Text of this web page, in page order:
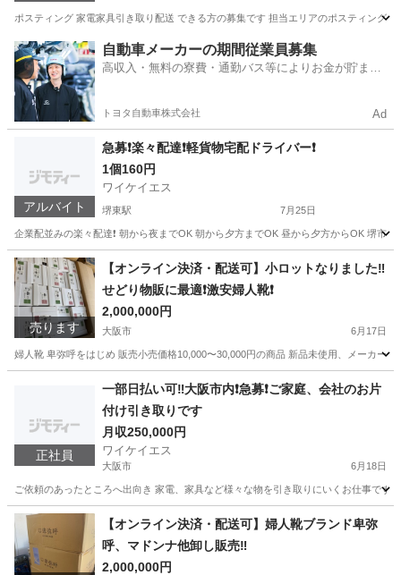
ポスティング 家電家具引き取り配送 できる方の募集です 担当エリアのポスティング
大阪 大阪市 配送 せどり
自動車メーカーの期間従業員募集
高収入・無料の寮費・通勤バス等によりお金が貯まり
トヨタ自動車株式会社 Ad
アルバイト
急募❗️楽々配達❗️軽貨物宅配ドライバー❗️
1個160円
ワイケイエス
堺東駅 7月25日
企業配並みの楽々配達❗️ 朝から夜までOK 朝から夕方までOK 昼から夕方からOK 堺市
大阪 堺市 堺東駅 ドライバー 置き配
売ります
【オンライン決済・配送可】小ロットなりました‼️
せどり物販に最適❗️激安婦人靴❗️
2,000,000円
大阪市 6月17日
婦人靴 卑弥呼をはじめ 販売小売価格10,000〜30,000円の商品 新品未使用、メーカー
靴 せどり
正社員
一部日払い可‼️大阪市内❗️急募❗️ご家庭、会社のお片
付け引き取りです
月収250,000円
ワイケイエス
大阪市 6月18日
ご依頼のあったところへ出向き 家電、家具など様々な物を引き取りにいくお仕事で
大阪 大阪市 清掃 彼氏
【オンライン決済・配送可】婦人靴ブランド卑弥
呼、マドンナ他卸し販売‼️
2,000,000円